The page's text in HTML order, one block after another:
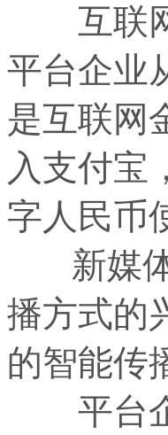
互联网
平台企业
是互联网
入支付宝
字人民
新媒体
播方式的
的智能
平台企